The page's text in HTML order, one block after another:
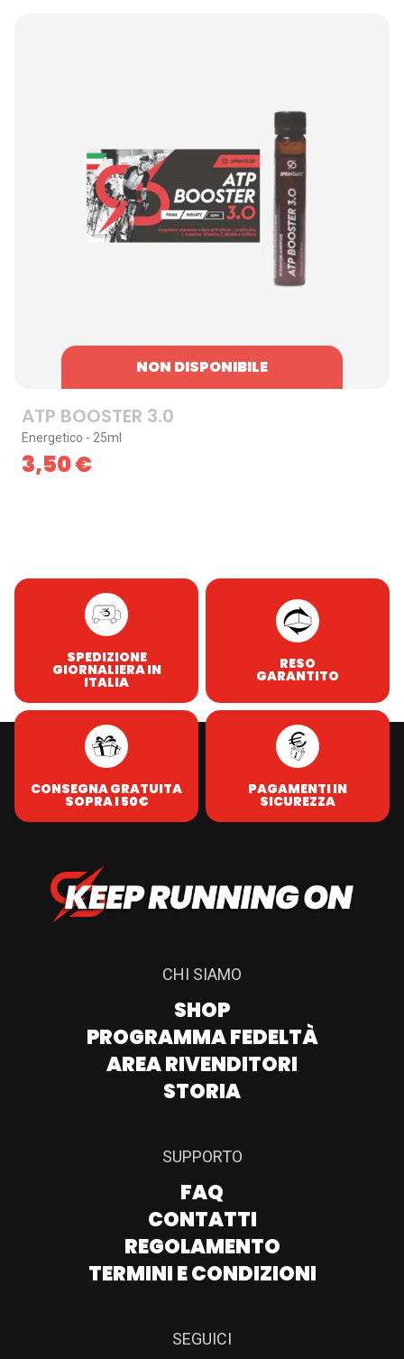
NON DISPONIBILE
ATP BOOSTER 3.0
Energetico - 25ml
3,50€
SPEDIZIONE
GIORNALIERA IN
ITALIA
RESO
GARANTITO
CONSEGNA GRATUITA
SOPRA I 50€
PAGAMENTI IN
SICUREZZA
CHI SIAMO
SHOP
PROGRAMMA FEDELTÀ
AREA RIVENDITORI
STORIA
SEGUICI
SUPPORTO
FAQ
CONTATTI
REGOLAMENTO
TERMINI E CONDIZIONI